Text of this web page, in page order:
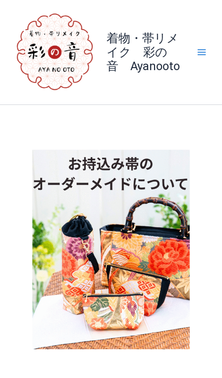
着物・帯リメ
イク 彩の
音 Ayanooto